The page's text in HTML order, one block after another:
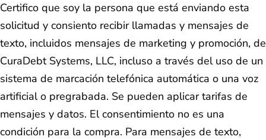
Certifico que soy la persona que está enviando esta
solicitud y consiento recibir llamadas y mensajes de
texto, incluidos mensajes de marketing y promoción, de
CuraDebt Systems, LLC, incluso a través del uso de un
sistema de marcación telefónica automática o una voz
artificial o pregrabada. Se pueden aplicar tarifas de
mensajes y datos. El consentimiento no es una
condición para la compra. Para mensajes de texto,